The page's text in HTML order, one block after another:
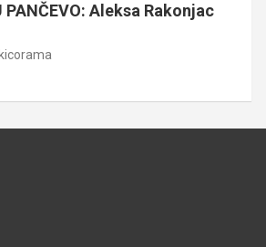
PANČEVO: Aleksa Rakonjac